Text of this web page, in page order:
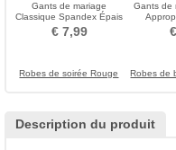
Gants de mariage
Classique Spandex Épais
Froid Doigt entier Mariage
€ 7,99
Gants de
Robes de soirée Rouge Robes de
Description du produit